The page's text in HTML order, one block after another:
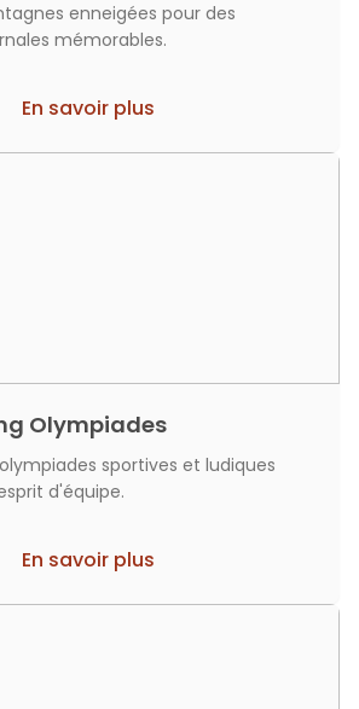
enneigées pour des
mémorables.
En savoir plus
Olympiades
sportives et ludiques
d'équipe.
En savoir plus